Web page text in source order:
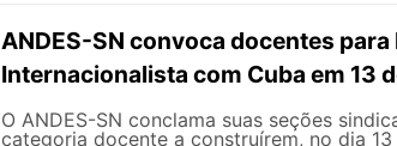
ANDES-SN convoca docentes
Internacionalista com Cuba em 13
O ANDES-SN conclama suas seções
categoria docente a construírem, no dia